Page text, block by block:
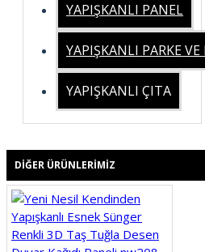
YAPIŞKANLI PANEL
YAPIŞKANLI PARKE
YAPIŞKANLI ÇITA
DIĞER ÜRÜNLERIMIZ